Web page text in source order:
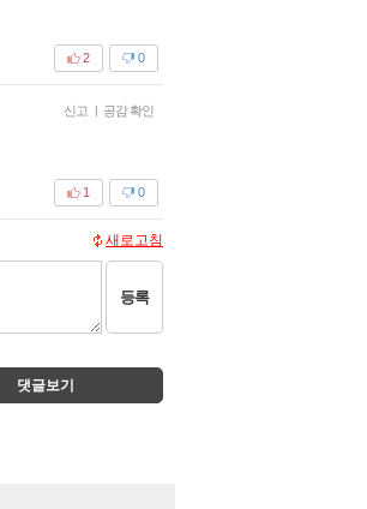
0
2
신고 | 공감 확인
0
1
새로고침
등록
댓글보기